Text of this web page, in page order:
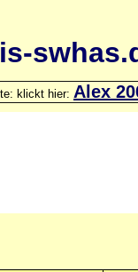
klickt hier: Alex